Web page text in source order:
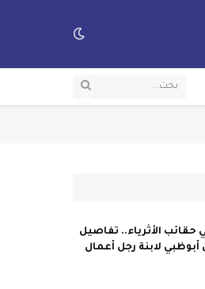
حقائب الأثرياء.. تفاصيل
لابنة رجل أعمال